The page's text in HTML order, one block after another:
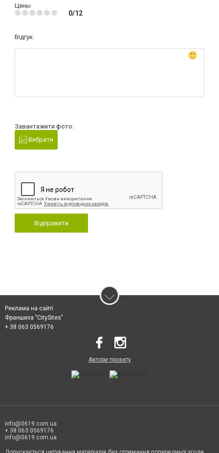
Цены
0/12
Відгук:
Завантажити фото:
Вибрати
Відправити
Реклама на сайті
Франшиза "CitySites"
+ 38 063 0569176
Автори проєкту
info@0619.com.ua
+ 38 063 0569176
info@0619.com.ua